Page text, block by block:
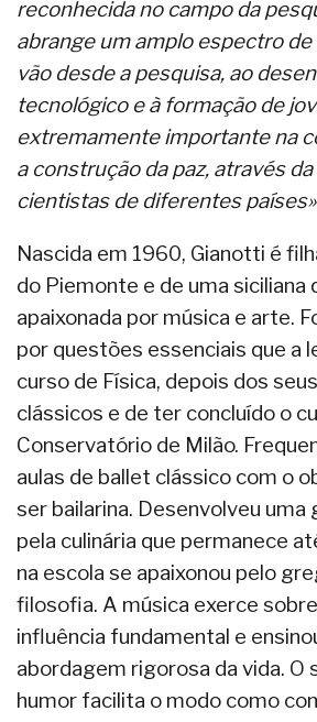
reconhecida no campo da
abrange um amplo espectro
vão desde a pesquisa, ao
tecnológico e à formação de
extremamente importante na
a construção da paz, através
cientistas de diferentes
Nascida em 1960, Gianotti é
do Piemonte e de uma siciliana
apaixonada por música e arte.
por questões essenciais que a
curso de Física, depois dos
clássicos e de ter concluído o
Conservatório de Milão.
aulas de ballet clássico com o
ser bailarina. Desenvolveu uma
pela culinária que permanece
na escola se apaixonou pelo
filosofia. A música exerce
influência fundamental e
abordagem rigorosa da vida. O
humor facilita o modo como